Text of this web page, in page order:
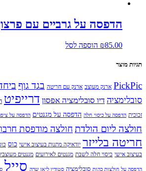
הדפסה על גרביים עם
₪85.00 הוספה לסל
תגיות מוצר
PickPic ארנק מעוצב ארנק עם חריטה בגד גוף
סובלימציה דיו סובלימציה אפסון דרייפיט
זכוכית הדפסה על כיסוי חלה הדפסה על מגנטים הדפסה על
חולצה ליום הולדת חולצה מודפסת
חריטה בלייזר יודאיקה מתנות בעיצוב אישי כוס
בעיצוב אישי כיסוי חלה לשבת מגנטים לאירועים מגנטים
הדפסה על חולצות כהות סובלימציה סטודיו ליאן שרה סייל